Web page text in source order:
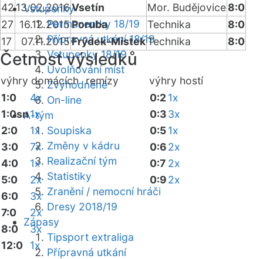
Vstupenky
Permanentky 18/19
Přípravná utkání 18/19
Vstupenky 18/19
Uvolňování míst
Zvýhodněné
On-line
A-tým
Soupiska
Změny v kádru
Realizační tým
Statistiky
Zranění / nemocní hráči
Dresy 2018/19
Zápasy
Tipsport extraliga
Přípravná utkání
4213.02.2016Vsetín Mor. Budějovice8:0
27 16.12.2015Poruba Technika
8:0
17
07.11.2015Frýdek-MístekTechnika 8:0
Četnost výsledků
výhry domácíchremízy výhry hostí
1:0
4x
1:0sn1x
2:0
1x
3:0
7x
4:0
1x
5:0
2x
6:0
3x
7:0
2x
8:0
3x
12:0
1x
0:21x
0:33x
0:51x
0:62x
0:7 2x
0:92x